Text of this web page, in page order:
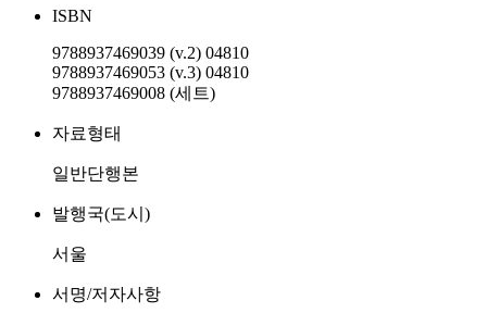
ISBN
9788937469039 (v.2) 04810
9788937469053 (v.3) 04810
9788937469008 (세트)
자료형태
일반단행본
발행국(도시)
서울
서명/저자사항